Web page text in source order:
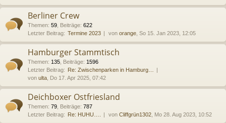
Berliner Crew
Themen: 59 Beiträge: 622
Letzter Beitrag: Termine 2023 von orange , So 15. Jan 2023, 12:05
Hamburger Stammtisch
Themen: 135 Beiträge: 1596
Letzter Beitrag: Re: Zwischenparken in Hamburg…
von ulta , Do 17. Apr 2025, 07:42
Deichboxer Ostfriesland
Themen: 79 Beiträge: 787
Letzter Beitrag: Re: HUHU…. von Cliffgrün1302 , Mo 28. Aug 2023, 10:52